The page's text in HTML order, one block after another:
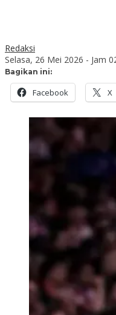
Redaksi
Selasa, 26 Mei 2026 - Jam
Bagikan ini:
Facebook X